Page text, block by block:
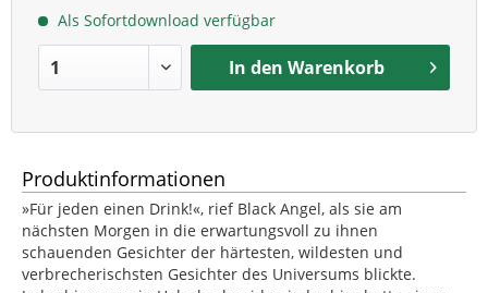
Als Sofortdownload verfügbar
In den Warenkorb
Produktinformationen
»Für jeden einen Drink!«, rief Black Angel, als sie am
nächsten Morgen in die erwartungsvoll zu ihnen
schauenden Gesichter der härtesten, wildesten und
verbrecherischsten Gesichter des Universums blickte.